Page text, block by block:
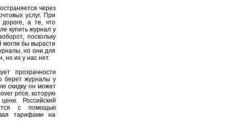
через
услуг. При
а те, что
купить журнал у
поскольку
могли бы вырасти
но они для
но их у нас нет.
прозрачности
берет журналы у
скидку он может
price, которую
Российский
с помощью
тарифами на